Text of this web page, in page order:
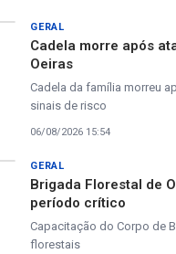
GERAL
Cadela morre após
Oeiras
Cadela da família morreu
sinais de risco
06/08/2026 15:54
GERAL
Brigada Florestal de
período crítico
Capacitação do Corpo de
florestais